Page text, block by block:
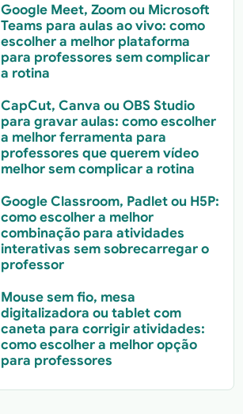
Google Meet, Zoom ou Microsoft
Teams para aulas ao vivo: como
escolher a melhor plataforma
para professores sem complicar
a rotina
CapCut, Canva ou OBS Studio
para gravar aulas: como escolher
a melhor ferramenta para
professores que querem vídeo
melhor sem complicar a rotina
Google Classroom, Padlet ou H5P:
como escolher a melhor
combinação para atividades
interativas sem sobrecarregar o
professor
Mouse sem fio, mesa
digitalizadora ou tablet com
caneta para corrigir atividades:
como escolher a melhor opção
para professores